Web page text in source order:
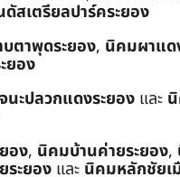
สเตรียลปาร์คระยอง
ตาพุดระยอง, นิคมผาแด
ยอง
นะปลวกแดงระยอง และ
อง, นิคมบ้านค่ายระยอง,
ระยอง และ นิคมหลักชัยเ